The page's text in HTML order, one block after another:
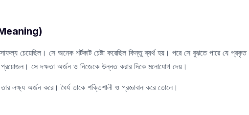
চেয়েছিল। সে অনেক শর্টকাট চেষ্টা করেছিল কিন্তু ব্যর্থ হয়। পরে সে বুঝতে পারে যে প্রকৃত
সে দক্ষতা অর্জন ও নিজেকে উন্নত করার দিকে মনোযোগ দেয়।
লক্ষ্য অর্জন করে। ধৈর্য তাকে শক্তিশালী ও প্রজ্ঞাবান করে তোলে।